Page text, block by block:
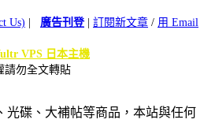
Us) 廣告刊登| 訂閱新文章 / 用 Email
VPS 日本主機
請勿全文轉貼
光碟、大補帖等商品，本站與任何